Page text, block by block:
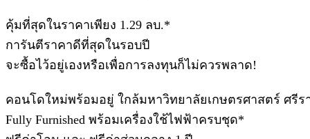
คุ้มที่สุดในราคาเพียง 1.29 ลบ.*
การันตีราคาดีที่สุดในรอบปี
จะซื้อไว้อยู่เองหรือเพื่อการลงทุนก็ไม่ควรพลาด!
คอนโดใหม่พร้อมอยู่ ใกล้มหาวิทยาลัยเกษตรศาสตร์ ศรีร
Fully Furnished พร้อมเครื่องใช้ไฟฟ้าครบชุด*